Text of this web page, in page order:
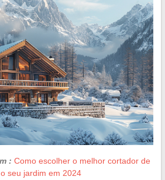
: Como escolher o melhor cortador de
seu jardim em 2024